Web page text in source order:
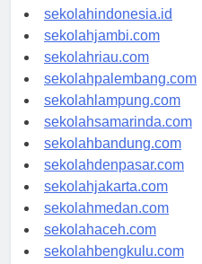
rsud-indonesia.org
sekolahindonesia.id
sekolahjambi.com
sekolahriau.com
sekolahpalembang.com
sekolahlampung.com
sekolahsamarinda.com
sekolahbandung.com
sekolahdenpasar.com
sekolahjakarta.com
sekolahmedan.com
sekolahaceh.com